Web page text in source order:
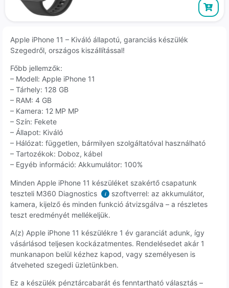
Apple iPhone 11 – Kiváló állapotú, garanciás készülék
Szegedről, országos kiszállítással!
Főbb jellemzők:
– Modell: Apple iPhone 11
– Tárhely: 128 GB
– RAM: 4 GB
– Kamera: 12 MP MP
– Szín: Fekete
– Állapot: Kiváló
– Hálózat: független, bármilyen szolgáltatóval használható
– Tartozékok: Doboz, kábel
– Egyéb információ: Akkumulátor: 100%
Minden Apple iPhone 11 készüléket szakértő csapatunk
teszteli M360 Diagnostics
i
szoftverrel: az akkumulátor,
kamera, kijelző és minden funkció átvizsgálva – a részletes
teszt eredményét mellékeljük.
A(z) Apple iPhone 11 készülékre 1 év garanciát adunk, így
vásárlásod teljesen kockázatmentes. Rendelésedet akár 1
munkanapon belül kézhez kapod, vagy személyesen is
átveheted szegedi üzletünkben.
Ez a készülék pénztárcabarát és fenntartható választás –